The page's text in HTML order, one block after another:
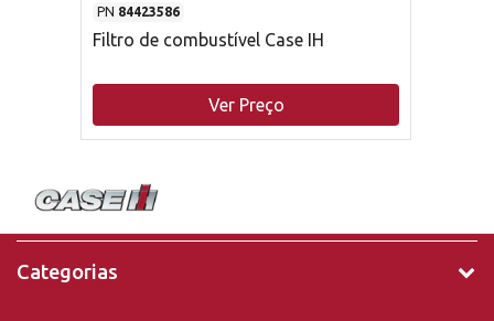
PN 84423586
Filtro de combustível Case IH
Ver Preço
Categorias